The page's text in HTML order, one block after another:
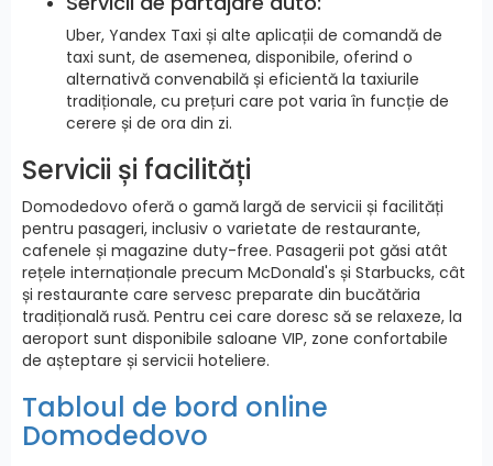
Uber, Yandex Taxi și alte aplicații de comandă de
taxi sunt, de asemenea, disponibile, oferind o
alternativă convenabilă și eficientă la taxiurile
tradiționale, cu prețuri care pot varia în funcție de
cerere și de ora din zi.
Servicii și facilități
Domodedovo oferă o gamă largă de servicii și facilități
pentru pasageri, inclusiv o varietate de restaurante,
cafenele și magazine duty-free. Pasagerii pot găsi atât
rețele internaționale precum McDonald's și Starbucks, cât
și restaurante care servesc preparate din bucătăria
tradițională rusă. Pentru cei care doresc să se relaxeze, la
aeroport sunt disponibile saloane VIP, zone confortabile
de așteptare și servicii hoteliere.
Tabloul de bord online
Domodedovo